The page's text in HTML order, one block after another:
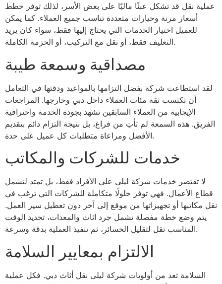
عملية نقل قد تشكل عبئًا ماليًا على بعض الأسر، لذلك توفر خطط
أسعار مرنة وخيارات متعددة تناسب جميع العملاء. كما يمكن
للعميل اختيار الخدمات التي يحتاج إليها فقط، سواء كان يريد
التغليف فقط، أو نقل مع التركيب، أو الحزمة الكاملة.
مصداقية وسمعة طيبة
لقد استطاعت شركة بفضل التزامها بالمواعيد ودقتها في التعامل
أن تكتسب ثقة مئات العملاء داخل دبي وخارجها. المراجعات
الإيجابية من العملاء السابقين تشهد بجودة الخدمة واحترافية
الفريق. هذه السمعة لم تأتِ من فراغ، بل نتيجة التزام دائم بتقديم
الأفضل ومراعاة متطلبات كل عميل على حدة.
خدمات للشركات والمكاتب
لا تقتصر خدمات شركة ليلى على الأفراد فقط، بل تمتد لتشمل
قطاع الأعمال. فهي توفر حلولًا متكاملة للشركات التي ترغب في
نقل مكاتبها أو تجهيزاتها من موقع إلى آخر دون تعطيل سير العمل.
يتم وضع خطة مفصلة تشمل جرد اثاث والمعدات، تحديد الوقت
المناسب نقل لتقليل الخسائر، ثم تنفيذ العملية بدقة وسرعة.
الالتزام بمعايير السلامة
السلامة تعد من أولويات شركة ليلى نقل أثاث دبي. فكل عملية